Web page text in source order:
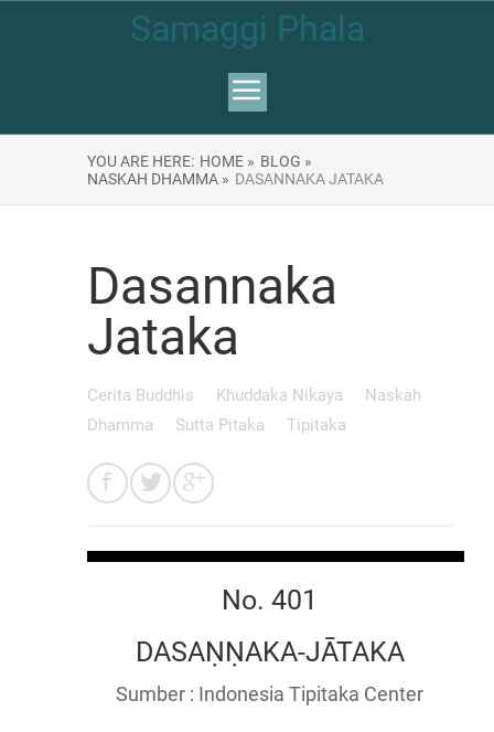
Samaggi Phala
YOU ARE HERE: HOME » BLOG »
NASKAH DHAMMA » DASANNAKA JATAKA
Dasannaka
Jataka
Cerita Buddhis Khuddaka Nikaya
Naskah
Dhamma
Sutta Pitaka Tipitaka
No. 401
DASAṆṆAKA-JĀTAKA
Sumber : Indonesia Tipitaka Center